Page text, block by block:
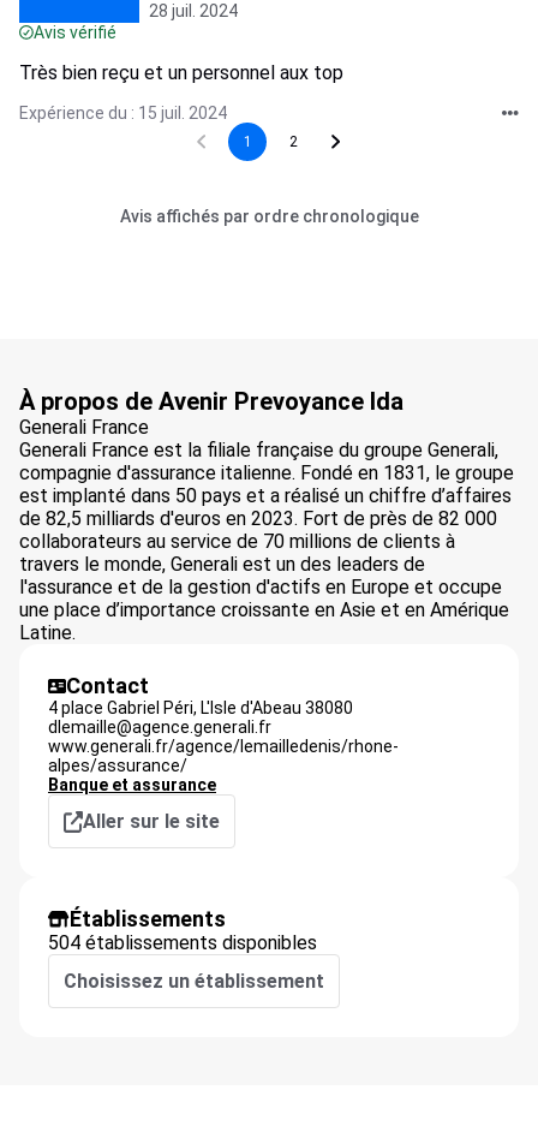
28 juil. 2024
Avis vérifié
Très bien reçu et un personnel aux top
Expérience du : 15 juil. 2024
1 2
Avis affichés par ordre chronologique
À propos de Avenir Prevoyance Ida
Generali France
Generali France est la filiale française du groupe Generali,
compagnie d'assurance italienne. Fondé en 1831, le groupe
est implanté dans 50 pays et a réalisé un chiffre d’affaires
de 82,5 milliards d'euros en 2023. Fort de près de 82 000
collaborateurs au service de 70 millions de clients à
travers le monde, Generali est un des leaders de
l'assurance et de la gestion d'actifs en Europe et occupe
une place d’importance croissante en Asie et en Amérique
Latine.
Contact
4 place Gabriel Péri, L'Isle d'Abeau 38080
dlemaille@agence.generali.fr
www.generali.fr/agence/lemailledenis/rhone-
alpes/assurance/
Banque et assurance
Aller sur le site
Établissements
504 établissements disponibles
Choisissez un établissement